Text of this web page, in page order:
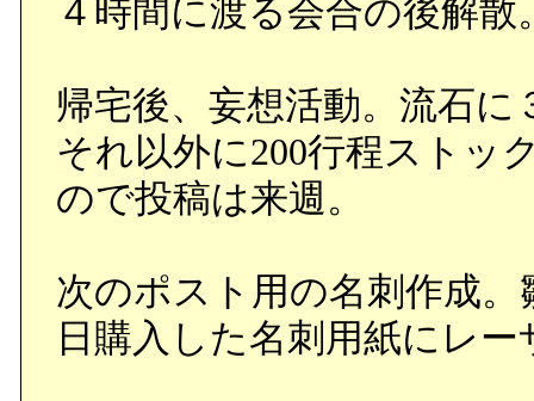
４時間に渡る会合の後解
帰宅後、妄想活動。流石
それ以外に200行程ストッ
ので投稿は来週。
次のポスト用の名刺作成
日購入した名刺用紙にレ